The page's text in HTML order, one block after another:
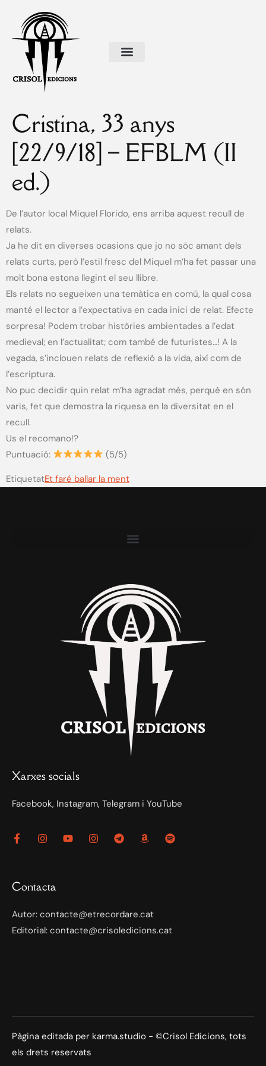
Cristina, 33 anys
[22/9/18] – EFBLM (II
ed.)
De l’autor local Miquel Florido, ens arriba aquest recull de
relats.
Ja he dit en diverses ocasions que jo no sóc amant dels
relats curts, però l’estil fresc del Miquel m’ha fet passar una
molt bona estona llegint el seu llibre.
Els relats no segueixen una temàtica en comú, la qual cosa
manté el lector a l’expectativa en cada inici de relat. Efecte
sorpresa! Podem trobar històries ambientades a l’edat
medieval; en l’actualitat; com també de futuristes…! A la
vegada, s’inclouen relats de reflexió a la vida, així com de
l’escriptura.
No puc decidir quin relat m’ha agradat més, perquè en són
varis, fet que demostra la riquesa en la diversitat en el
recull.
Us el recomano!?
Puntuació:
(5/5)
EtiquetatEt faré ballar la ment
Xarxes socials
Facebook, Instagram, Telegram i YouTube
Contacta
Autor: contacte@etrecordare.cat
Editorial: contacte@crisoledicions.cat
Pàgina editada per karma.studio - ©Crisol Edicions, tots
els drets reservats